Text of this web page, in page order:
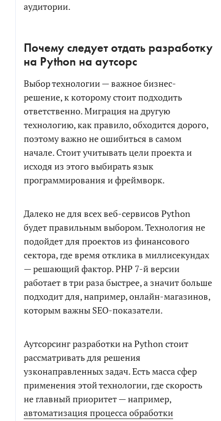
аудитории.
Почему следует отдать разработку
на Python на аутсорс
Выбор технологии — важное бизнес-
решение, к которому стоит подходить
ответственно. Миграция на другую
технологию, как правило, обходится дорого,
поэтому важно не ошибиться в самом
начале. Стоит учитывать цели проекта и
исходя из этого выбирать язык
программирования и фреймворк.
Далеко не для всех веб-сервисов Python
будет правильным выбором. Технология не
подойдет для проектов из финансового
сектора, где время отклика в миллисекундах
— решающий фактор. PHP 7-й версии
работает в три раза быстрее, а значит больше
подходит для, например, онлайн-магазинов,
которым важны SEO-показатели.
Аутсорсинг разработки на Python стоит
рассматривать для решения
узконаправленных задач. Есть масса сфер
применения этой технологии, где скорость
не главный приоритет — например,
автоматизация процесса обработки